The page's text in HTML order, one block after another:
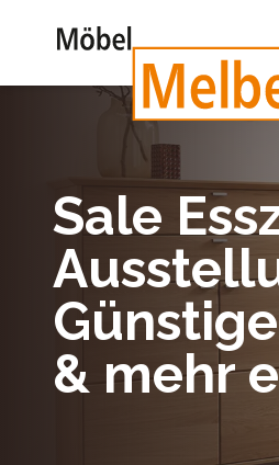
Sale
& mehr